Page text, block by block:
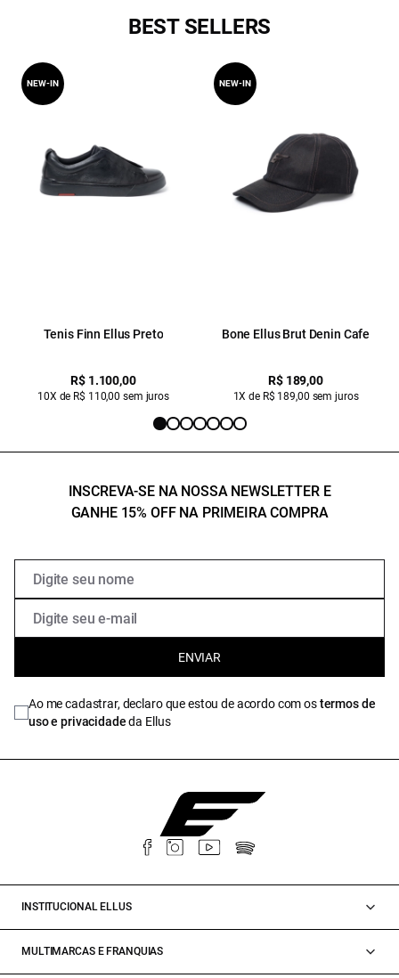
BEST SELLERS
Tenis Finn Ellus Preto
R$ 1.100,00
10X de R$ 110,00 sem juros
NEW-IN
Bone Ellus Brut Denin Cafe
R$ 189,00
1X de R$ 189,00 sem juros
NEW-IN
INSCREVA-SE NA NOSSA NEWSLETTER E
GANHE 15% OFF NA PRIMEIRA COMPRA
ENVIAR
Ao me cadastrar, declaro que estou de acordo com ostermos de
uso e privacidadeda Ellus
INSTITUCIONAL ELLUS
MULTIMARCAS E FRANQUIAS